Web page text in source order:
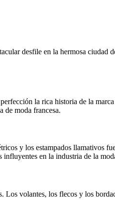
desfile en la hermosa ciudad
la rica historia de la
de moda francesa.
y los estampados llamativos
influyentes en la industria de la
Los volantes, los flecos y los